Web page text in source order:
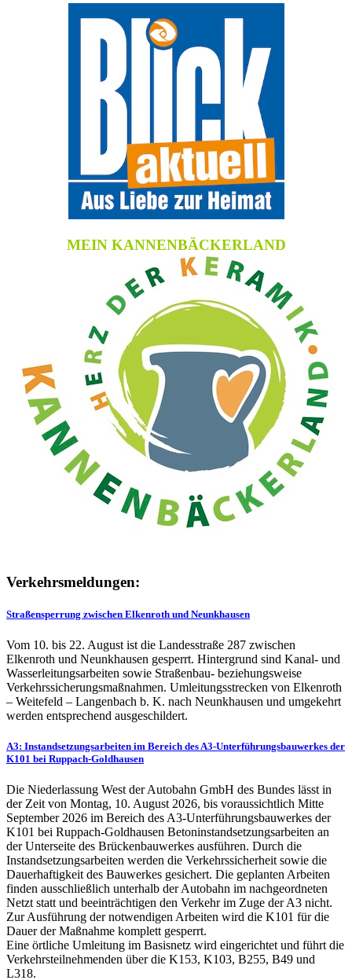
MEIN KANNENBÄCKERLAND
Verkehrsmeldungen:
Straßensperrung zwischen Elkenroth und Neunkhausen
Vom 10. bis 22. August ist die Landesstraße 287 zwischen
Elkenroth und Neunkhausen gesperrt. Hintergrund sind Kanal- und
Wasserleitungsarbeiten sowie Straßenbau- beziehungsweise
Verkehrssicherungsmaßnahmen. Umleitungsstrecken von Elkenroth
– Weitefeld – Langenbach b. K. nach Neunkhausen und umgekehrt
werden entsprechend ausgeschildert.
A3: Instandsetzungsarbeiten im Bereich des A3-Unterführungsbauwerkes der
K101 bei Ruppach-Goldhausen
Die Niederlassung West der Autobahn GmbH des Bundes lässt in
der Zeit von Montag, 10. August 2026, bis voraussichtlich Mitte
September 2026 im Bereich des A3-Unterführungsbauwerkes der
K101 bei Ruppach-Goldhausen Betoninstandsetzungsarbeiten an
der Unterseite des Brückenbauwerkes ausführen. Durch die
Instandsetzungsarbeiten werden die Verkehrssicherheit sowie die
Dauerhaftigkeit des Bauwerkes gesichert. Die geplanten Arbeiten
finden ausschließlich unterhalb der Autobahn im nachgeordneten
Netzt statt und beeinträchtigen den Verkehr im Zuge der A3 nicht.
Zur Ausführung der notwendigen Arbeiten wird die K101 für die
Dauer der Maßnahme komplett gesperrt.
Eine örtliche Umleitung im Basisnetz wird eingerichtet und führt die
Verkehrsteilnehmenden über die K153, K103, B255, B49 und
L318.